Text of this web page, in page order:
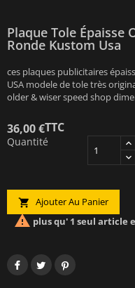
Plaque Tole Épaisse
Ronde Kustom Usa
ces plaques publicitaires
USA modele de tole très
older & wiser speed shop
36,00 €TTC
Quantité
 Ajouter Au Panier
 plus qu' 1 seul article